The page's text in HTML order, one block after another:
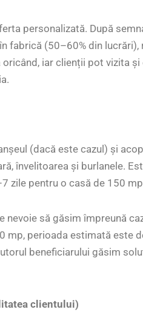
personalizată. După
fabrică (50–60% din
iar clienții pot vizita
(dacă este cazul) și
învelitoarea și burlanele.
zile pentru o casă de 150
nevoie să găsim împreună
mp, perioada estimată este
beneficiarului găsim
clientului)